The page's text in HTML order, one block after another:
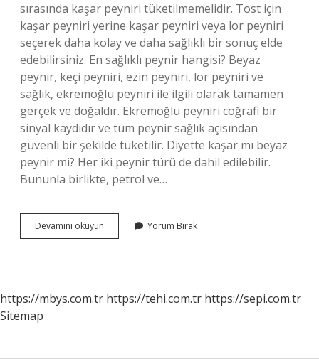
sırasında kaşar peyniri tüketilmemelidir. Tost için
kaşar peyniri yerine kaşar peyniri veya lor peyniri
seçerek daha kolay ve daha sağlıklı bir sonuç elde
edebilirsiniz. En sağlıklı peynir hangisi? Beyaz
peynir, keçi peyniri, ezin peyniri, lor peyniri ve
sağlık, ekremoğlu peyniri ile ilgili olarak tamamen
gerçek ve doğaldır. Ekremoğlu peyniri coğrafi bir
sinyal kaydıdır ve tüm peynir sağlık açısından
güvenli bir şekilde tüketilir. Diyette kaşar mı beyaz
peynir mi? Her iki peynir türü de dahil edilebilir.
Bununla birlikte, petrol ve…
Devamını okuyun
Az
Yorum Bırak
https://mbys.com.tr https://tehi.com.tr https://sepi.com.tr
Sitemap